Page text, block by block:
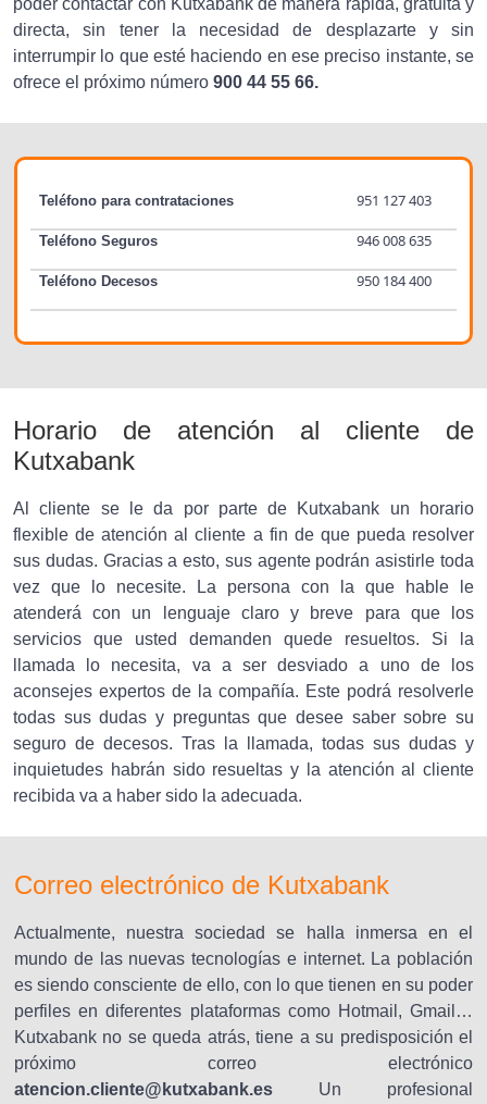
poder contactar con Kutxabank de manera rápida, gratuita y
directa, sin tener la necesidad de desplazarte y sin
interrumpir lo que esté haciendo en ese preciso instante, se
ofrece el próximo número 900 44 55 66.
Teléfono para contrataciones 951 127 403
Teléfono Seguros 946 008 635
Teléfono Decesos 950 184 400
Horario de atención al cliente de
Kutxabank
Al cliente se le da por parte de Kutxabank un horario
flexible de atención al cliente a fin de que pueda resolver
sus dudas. Gracias a esto, sus agente podrán asistirle toda
vez que lo necesite. La persona con la que hable le
atenderá con un lenguaje claro y breve para que los
servicios que usted demanden quede resueltos. Si la
llamada lo necesita, va a ser desviado a uno de los
aconsejes expertos de la compañía. Este podrá resolverle
todas sus dudas y preguntas que desee saber sobre su
seguro de decesos. Tras la llamada, todas sus dudas y
inquietudes habrán sido resueltas y la atención al cliente
recibida va a haber sido la adecuada.
Correo electrónico de Kutxabank
Actualmente, nuestra sociedad se halla inmersa en el
mundo de las nuevas tecnologías e internet. La población
es siendo consciente de ello, con lo que tienen en su poder
perfiles en diferentes plataformas como Hotmail, Gmail…
Kutxabank no se queda atrás, tiene a su predisposición el
próximo correo electrónico
atencion.cliente@kutxabank.es Un profesional